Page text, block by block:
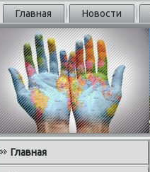
Главная Новости
Главная